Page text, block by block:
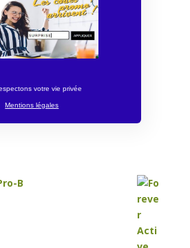
votre vie privée
Mentions légales
B